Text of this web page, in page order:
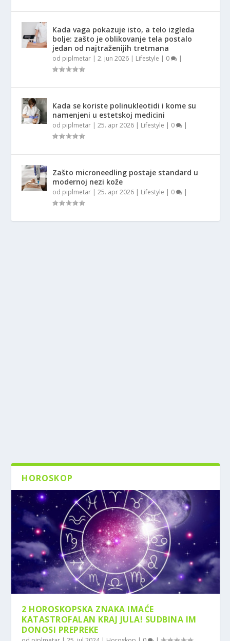
Kada vaga pokazuje isto, a telo izgleda
bolje: zašto je oblikovanje tela postalo
jedan od najtraženijih tretmana
od piplmetar |2. jun 2026 | Lifestyle | 0 |
Kada se koriste polinukleotidi i kome su
namenjeni u estetskoj medicini
od piplmetar |25. apr 2026 | Lifestyle | 0 |
Zašto microneedling postaje standard u
modernoj nezi kože
od piplmetar |25. apr 2026 | Lifestyle | 0 |
HOROSKOP
2 HOROSKOPSKA ZNAKA IMAĆE
KATASTROFALAN KRAJ JULA! SUDBINA IM
DONOSI PREPREKE